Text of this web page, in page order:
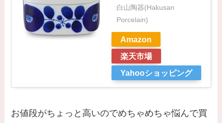
白山陶器(Hakusan
Porcelain)
Amazon
楽天市場
Yahooショッピング
お値段がちょっと高いのでめちゃめちゃ悩んで買